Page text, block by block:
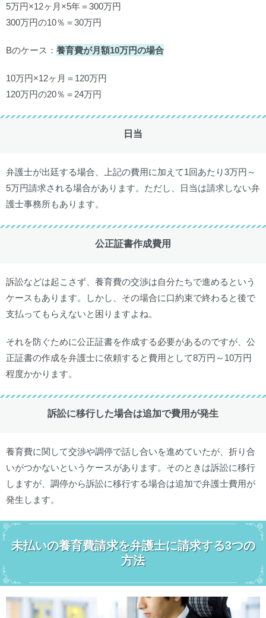
5万円×12ヶ月×5年＝300万円
300万円の10％＝30万円
Bのケース： 養育費が月額10万円の場合
10万円×12ヶ月＝120万円
120万円の20％＝24万円
日当
弁護士が出廷する場合、上記の費用に加えて1回あたり3万円～
5万円請求される場合があります。ただし、日当は請求しない弁
護士事務所もあります。
公正証書作成費用
訴訟などは起こさず、養育費の交渉は自分たちで進めるという
ケースもあります。しかし、その場合に口約束で終わると後で
支払ってもらえないと困りますよね。
それを防ぐために公正証書を作成する必要があるのですが、公
正証書の作成を弁護士に依頼すると費用として8万円～10万円
程度かかります。
訴訟に移行した場合は追加で費用が発生
養育費に関して交渉や調停で話し合いを進めていたが、折り合
いがつかないというケースがあります。そのときは訴訟に移行
しますが、調停から訴訟に移行する場合は追加で弁護士費用が
発生します。
未払いの養育費請求を弁護士に請求する3つの
方法